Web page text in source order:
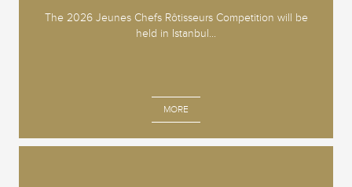
The 2026 Jeunes Chefs Rôtisseurs Competition will be
held in Istanbul...
MORE